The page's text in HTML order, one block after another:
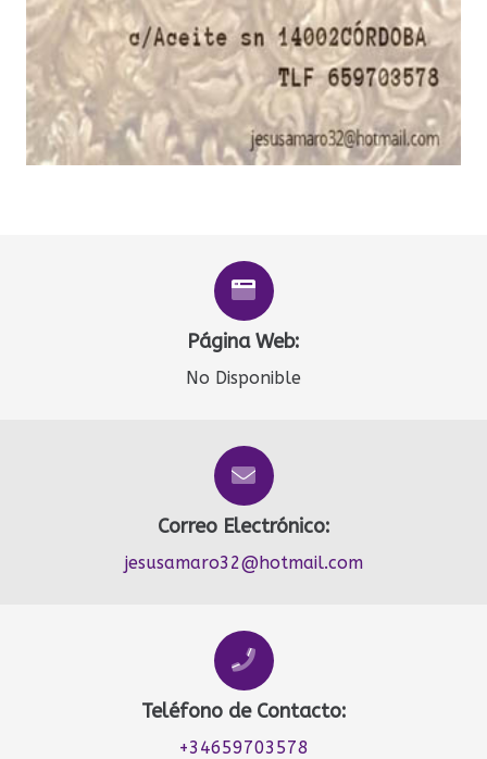
Página Web:
No Disponible
Correo Electrónico:
jesusamaro32@hotmail.com
Teléfono de Contacto:
+34659703578